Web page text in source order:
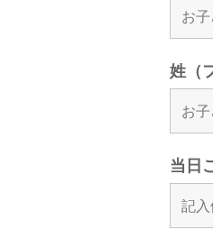
姓（
当日